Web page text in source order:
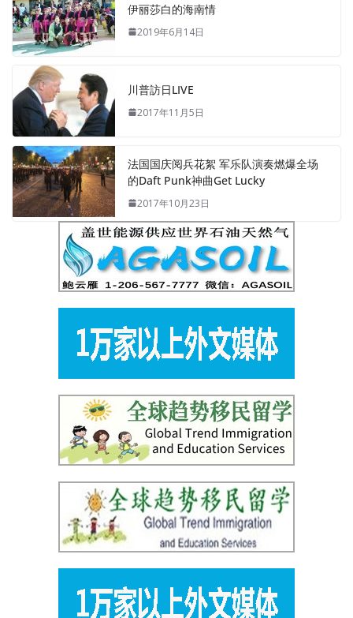
伊丽莎白的海南情
2019年6月14日
川普訪日LIVE
2017年11月5日
法国国庆阅兵花絮 军乐队演奏燃爆全场
的Daft Punk神曲Get Lucky
2017年10月23日